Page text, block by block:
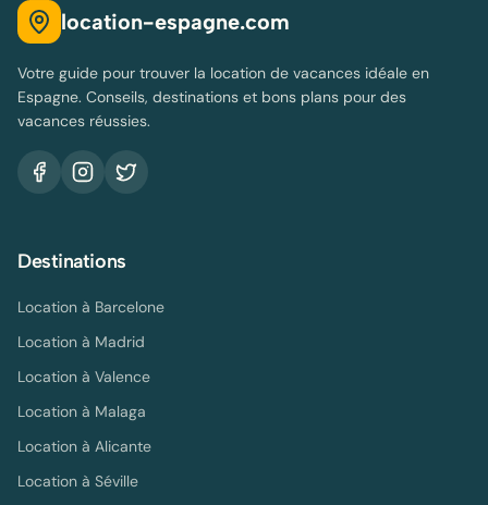
location-espagne.com
Votre guide pour trouver la location de vacances idéale en
Espagne. Conseils, destinations et bons plans pour des
vacances réussies.
Destinations
Location à Barcelone
Location à Madrid
Location à Valence
Location à Malaga
Location à Alicante
Location à Séville